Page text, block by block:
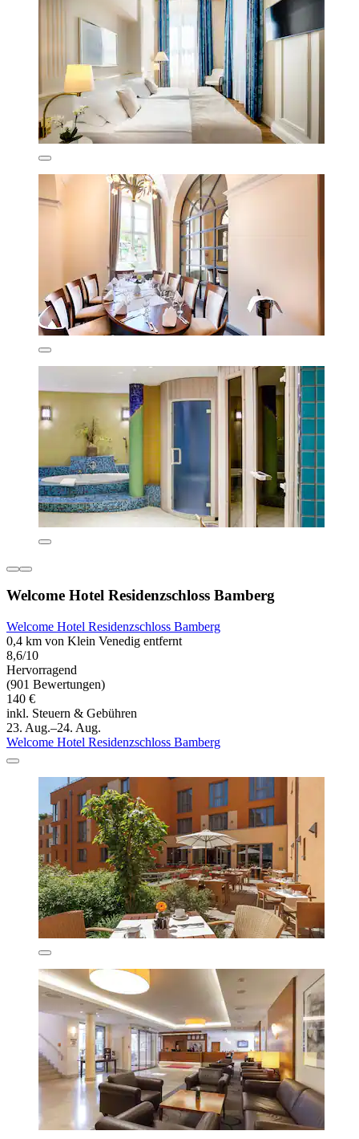
Welcome Hotel Residenzschloss Bamberg
Welcome Hotel Residenzschloss Bamberg
0,4 km von Klein Venedig entfernt
8,6/10
Hervorragend
(901 Bewertungen)
140 €
inkl. Steuern & Gebühren
23. Aug.–24. Aug.
Welcome Hotel Residenzschloss Bamberg